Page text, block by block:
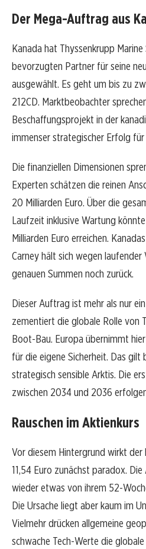
Der Mega-Auftrag aus
Kanada hat Thyssenkrupp
bevorzugten Partner für seine
ausgewählt. Es geht um bis zu
212CD. Marktbeobachter
Beschaffungsprojekt in der
immenser strategischer Erfolg
Die finanziellen Dimensionen
Experten schätzen die reinen
20 Milliarden Euro. Über die
Laufzeit inklusive Wartung
Milliarden Euro erreichen.
Carney hält sich wegen laufender
genauen Summen noch zurück.
Dieser Auftrag ist mehr als nur
zementiert die globale Rolle von
Boot-Bau. Europa übernimmt
für die eigene Sicherheit. Das gilt
strategisch sensible Arktis. Die
zwischen 2034 und 2036
Rauschen im Aktienkurs
Vor diesem Hintergrund wirkt
11,54 Euro zunächst paradox.
wieder etwas von ihrem 52-
Die Ursache liegt aber kaum im
Vielmehr drücken allgemeine
schwache Tech-Werte die